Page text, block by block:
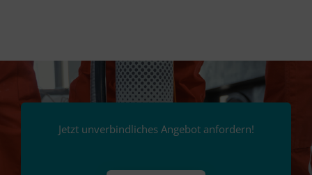
Jetzt unverbindliches Angebot anfordern!